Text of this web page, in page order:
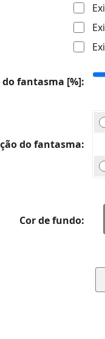
do fantasma [%]
do fantasma
Cor de fundo